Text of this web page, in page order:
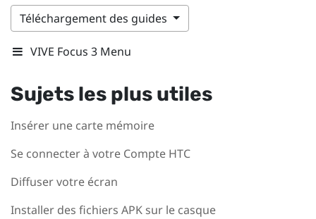
Téléchargement des guides
VIVE Focus 3 Menu
Sujets les plus utiles
Insérer une carte mémoire
Se connecter à votre Compte HTC
Diffuser votre écran
Installer des fichiers APK sur le casque